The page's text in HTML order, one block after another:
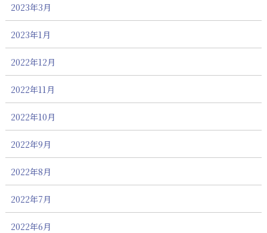
2023年3月
2023年1月
2022年12月
2022年11月
2022年10月
2022年9月
2022年8月
2022年7月
2022年6月